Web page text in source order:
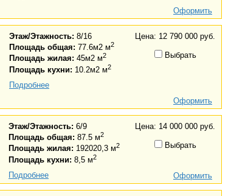
Оформить
Этаж/Этажность: 8/16
Площадь общая: 77.6м2 м2
Площадь жилая: 45м2 м2
Площадь кухни: 10.2м2 м2
Подробнее
Цена: 12 790 000 руб.
Выбрать
Оформить
Этаж/Этажность: 6/9
Площадь общая: 87.5 м2
Площадь жилая: 192020,3 м2
Площадь кухни: 8,5 м2
Подробнее
Цена: 14 000 000 руб.
Выбрать
Оформить